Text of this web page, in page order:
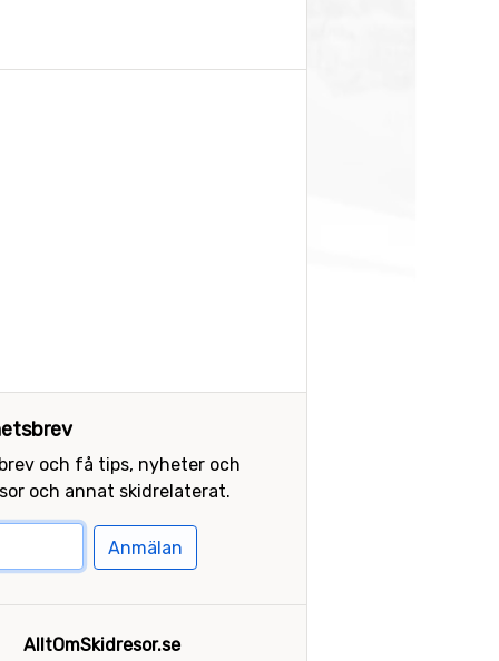
och få tips, nyheter och
och annat skidrelaterat.
Anmälan
AlltOmSkidresor.se